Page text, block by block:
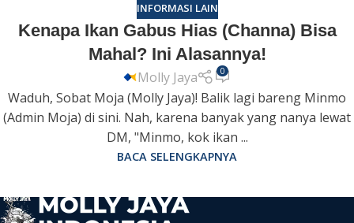
INFORMASI LAIN
Kenapa Ikan Gabus Hias (Channa) Bisa
Mahal? Ini Alasannya!
Molly Jaya 0
Waduh, Sobat Moja (Molly Jaya)! Balik lagi bareng Minmo
(Admin Moja) di sini. Nah, karena banyak yang nanya lewat
DM, "Minmo, kok ikan ...
BACA SELENGKAPNYA